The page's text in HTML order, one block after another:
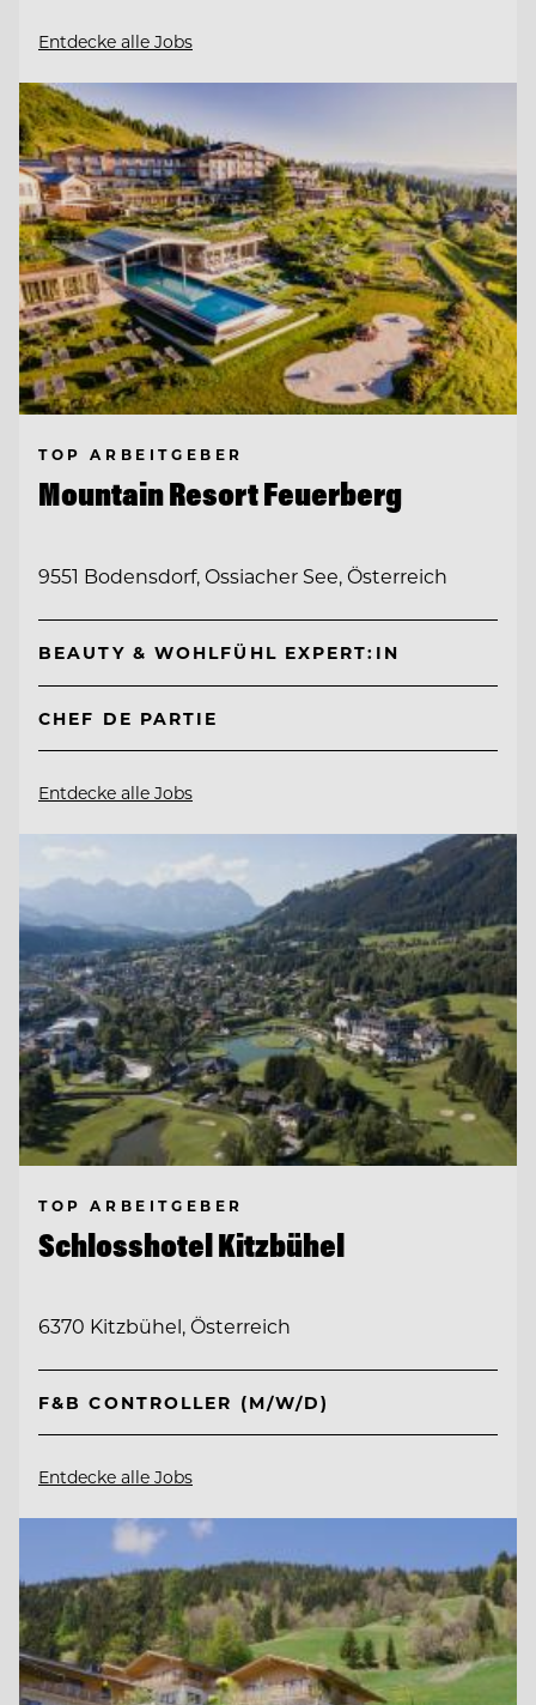
Entdecke alle Jobs
TOP ARBEITGEBER
Mountain Resort Feuerberg
9551 Bodensdorf, Ossiacher See, Österreich
BEAUTY & WOHLFÜHL EXPERT:IN
CHEF DE PARTIE
Entdecke alle Jobs
TOP ARBEITGEBER
Schlosshotel Kitzbühel
6370 Kitzbühel, Österreich
F&B CONTROLLER (M/W/D)
Entdecke alle Jobs